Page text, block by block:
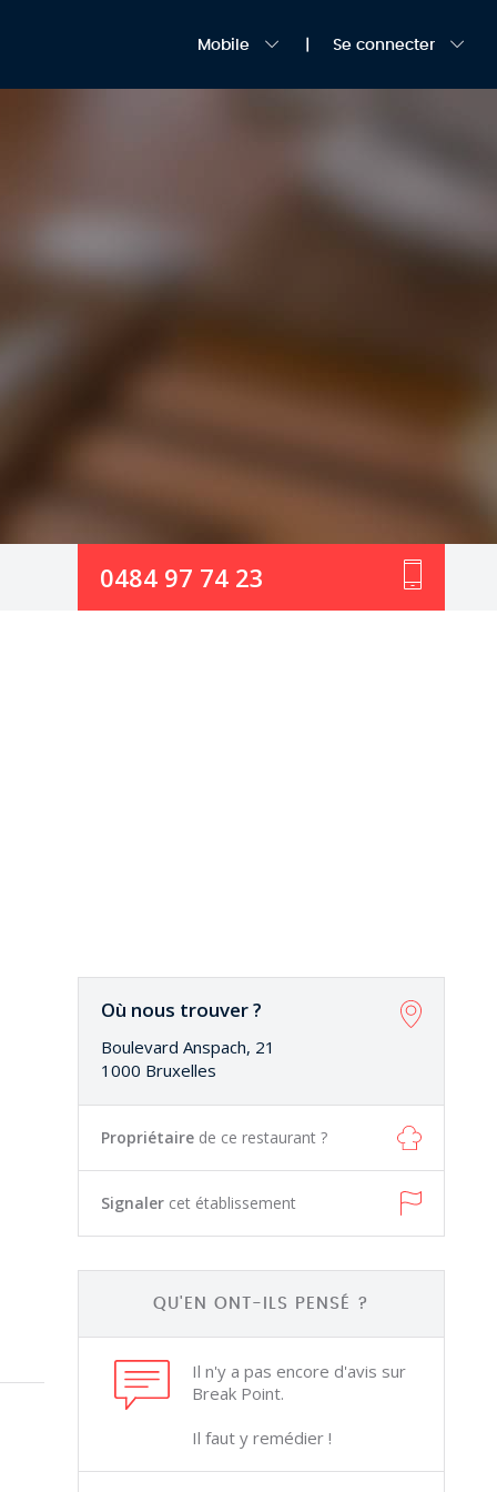
Mobile Se connecter
0484 97 74 23
Où nous trouver ?
Boulevard Anspach, 21
1000 Bruxelles
Propriétaire de ce restaurant ?
Signaler cet établissement
QU'EN ONT-ILS PENSÉ ?
Il n'y a pas encore d'avis sur
Break Point.
Il faut y remédier !